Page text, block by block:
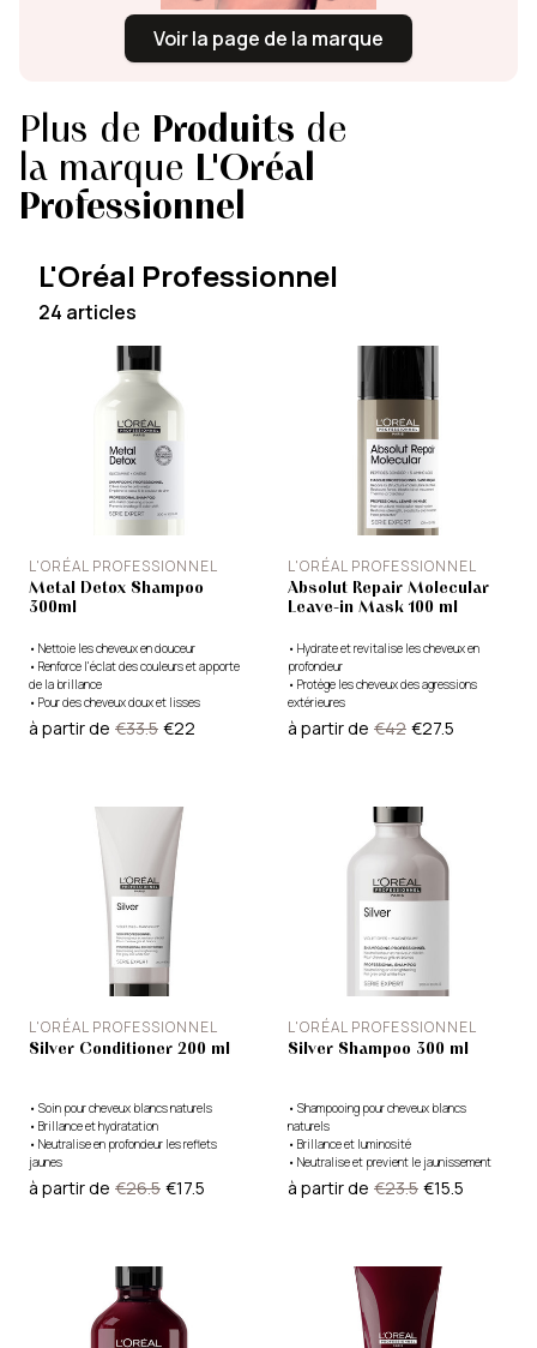
Voir la page de la marque
Plus de Produits de
la marque L'Oréal
Professionnel
L'Oréal Professionnel
24 articles
L'ORÉAL PROFESSIONNEL
Metal Detox Shampoo
300ml
• Nettoie les cheveux en douceur
• Renforce l'éclat des couleurs et apporte
de la brillance
• Pour des cheveux doux et lisses
à partir de €33.5 €22
L'ORÉAL PROFESSIONNEL
Absolut Repair Molecular
Leave-in Mask 100 ml
• Hydrate et revitalise les cheveux en
profondeur
• Protège les cheveux des agressions
extérieures
•
Renforce la fibre capillaire et réduit la
casse
à partir de €42 €27.5
L'ORÉAL PROFESSIONNEL
Silver Conditioner 200 ml
• Soin pour cheveux blancs naturels
• Brillance et hydratation
• Neutralise en profondeur les reflets
jaunes
à partir de €26.5 €17.5
L'ORÉAL PROFESSIONNEL
Silver Shampoo 300 ml
• Shampooing pour cheveux blancs
naturels
• Brillance et luminosité
• Neutralise et previent le jaunissement
à partir de €23.5 €15.5